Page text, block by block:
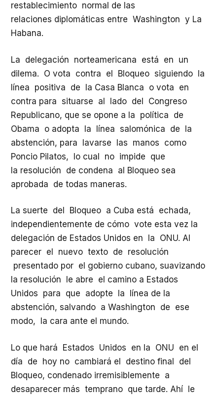
restablecimiento normal de las
relaciones diplomáticas entre Washington y La
Habana.
La delegación norteamericana está en un
dilema. O vota contra el Bloqueo siguiendo la
línea positiva de la Casa Blanca o vota en
contra para situarse al lado del Congreso
Republicano, que se opone a la política de
Obama o adopta la línea salomónica de la
abstención, para lavarse las manos como
Poncio Pilatos, lo cual no impide que
la resolución de condena al Bloqueo sea
aprobada de todas maneras.
La suerte del Bloqueo a Cuba está echada,
independientemente de cómo vote esta vez la
delegación de Estados Unidos en la ONU. Al
parecer el nuevo texto de resolución
presentado por el gobierno cubano, suavizando
la resolución le abre el camino a Estados
Unidos para que adopte la línea de la
abstención, salvando a Washington de ese
modo, la cara ante el mundo.
Lo que hará Estados Unidos en la ONU en el
día de hoy no cambiará el destino final del
Bloqueo, condenado irremisiblemente a
desaparecer más temprano que tarde. Ahí le